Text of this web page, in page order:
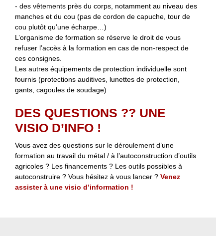
- des vêtements près du corps, notamment au niveau des
manches et du cou (pas de cordon de capuche, tour de
cou plutôt qu’une écharpe…)
L’organisme de formation se réserve le droit de vous
refuser l’accès à la formation en cas de non-respect de
ces consignes.
Les autres équipements de protection individuelle sont
fournis (protections auditives, lunettes de protection,
gants, cagoules de soudage)
DES QUESTIONS ?? UNE
VISIO D’INFO !
Vous avez des questions sur le déroulement d’une
formation au travail du métal / à l’autoconstruction d’outils
agricoles ? Les financements ? Les outils possibles à
autoconstruire ? Vous hésitez à vous lancer ? Venez
assister à une visio d’information !